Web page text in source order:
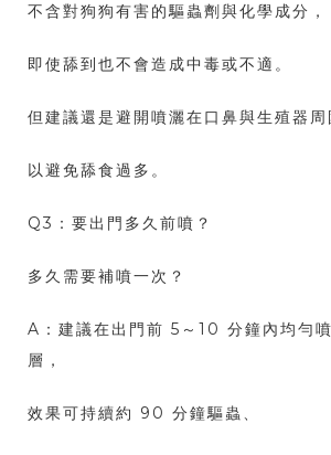
不含對狗狗有害的驅蟲劑與化學成分，
即使舔到也不會造成中毒或不適。
但建議還是避開噴灑在口鼻與生殖器周
以避免舔食過多。
Q3：要出門多久前噴？
多久需要補噴一次？
A：建議在出門前 5～10 分鐘內均勻
層，
效果可持續約 90 分鐘驅蟲、